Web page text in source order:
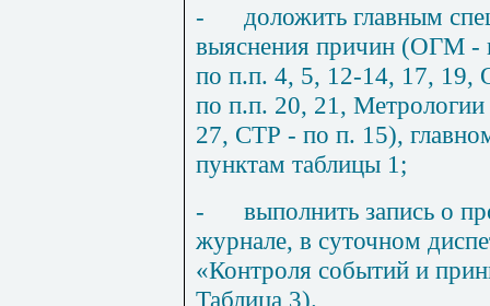
-
доложить главным
выяснения причин (ОГМ -
по п.п. 4, 5, 12-14, 17, 19,
по п.п. 20, 21,
27, СТР - по п. 15),
пунктам таблицы 1;
-
выполнить запись о
журнале, в суточном
«Контроля событий и
Таблица 3).